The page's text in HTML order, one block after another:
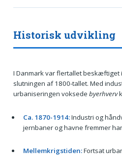
Historisk udvikling
I Danmark var flertallet beskæftiget
slutningen af 1800-tallet. Med
urbaniseringen voksede byerhverv
Ca. 1870-1914:Industri og
jernbaner og havne fremmer
Mellemkrigstiden:Fortsat